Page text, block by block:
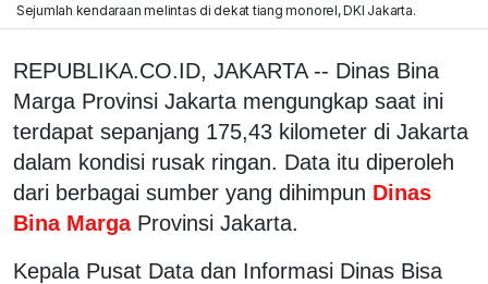
Sejumlah kendaraan melintas di dekat tiang monorel, DKI Jakarta.
REPUBLIKA.CO.ID, JAKARTA -- Dinas Bina
Marga Provinsi Jakarta mengungkap saat ini
terdapat sepanjang 175,43 kilometer di Jakarta
dalam kondisi rusak ringan. Data itu diperoleh
dari berbagai sumber yang dihimpun Dinas
Bina Marga Provinsi Jakarta.
Kepala Pusat Data dan Informasi Dinas Bisa